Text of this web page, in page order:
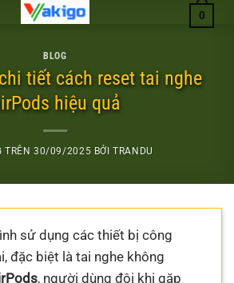
0
BLOG
tiết cách reset tai nghe
hiệu quả
TRÊN30/09/2025 BỞITRANDU
sử dụng các thiết bị công
đặc biệt là tai nghe không
, người dùng đôi khi gặp